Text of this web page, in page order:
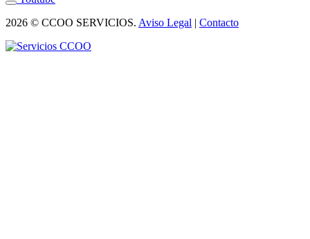
2026 © CCOO SERVICIOS. Aviso Legal | Contacto